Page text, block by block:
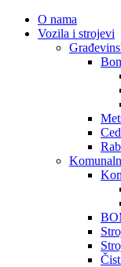
O nama
Vozila i strojevi